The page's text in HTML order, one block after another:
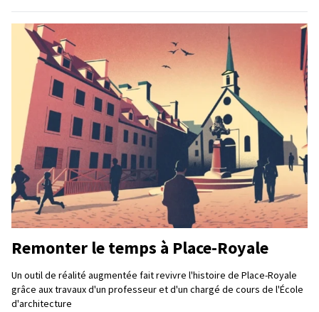
Remonter le temps à Place-Royale
Un outil de réalité augmentée fait revivre l'histoire de Place-Royale
grâce aux travaux d'un professeur et d'un chargé de cours de l'École
d'architecture